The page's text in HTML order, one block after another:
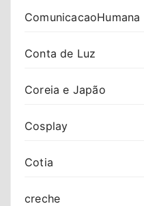
ComunicacaoHumana
Conta de Luz
Coreia e Japão
Cosplay
Cotia
creche